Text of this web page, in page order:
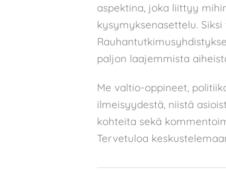
aspektina, joka liittyy
kysymyksenasettelu.
paljon laajemmista
Me valtio-oppineet,
ilmeisyydestä, niistä
kohteita sekä
Tervetuloa